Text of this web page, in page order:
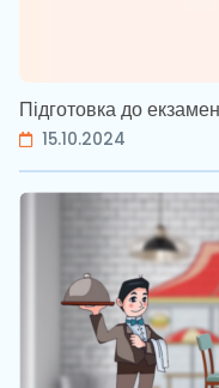
Підготовка до екзамен
15.10.2024